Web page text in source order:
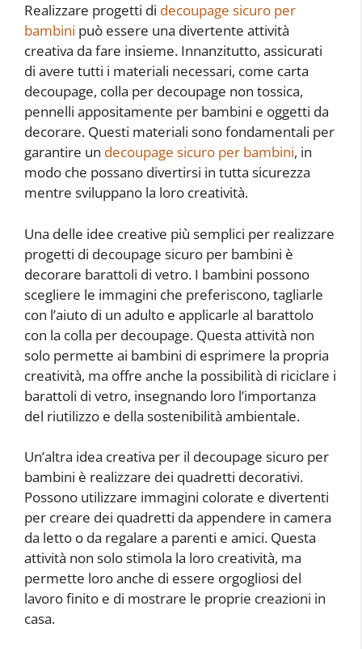
Realizzare progetti di decoupage sicuro per
bambini può essere una divertente attività
creativa da fare insieme. Innanzitutto, assicurati
di avere tutti i materiali necessari, come carta
decoupage, colla per decoupage non tossica,
pennelli appositamente per bambini e oggetti da
decorare. Questi materiali sono fondamentali per
garantire un decoupage sicuro per bambini, in
modo che possano divertirsi in tutta sicurezza
mentre sviluppano la loro creatività.
Una delle idee creative più semplici per realizzare
progetti di decoupage sicuro per bambini è
decorare barattoli di vetro. I bambini possono
scegliere le immagini che preferiscono, tagliarle
con l’aiuto di un adulto e applicarle al barattolo
con la colla per decoupage. Questa attività non
solo permette ai bambini di esprimere la propria
creatività, ma offre anche la possibilità di riciclare i
barattoli di vetro, insegnando loro l’importanza
del riutilizzo e della sostenibilità ambientale.
Un’altra idea creativa per il decoupage sicuro per
bambini è realizzare dei quadretti decorativi.
Possono utilizzare immagini colorate e divertenti
per creare dei quadretti da appendere in camera
da letto o da regalare a parenti e amici. Questa
attività non solo stimola la loro creatività, ma
permette loro anche di essere orgogliosi del
lavoro finito e di mostrare le proprie creazioni in
casa.